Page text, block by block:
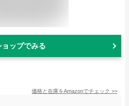
ョップでみる
価格と在庫をAmazonでチェック >>